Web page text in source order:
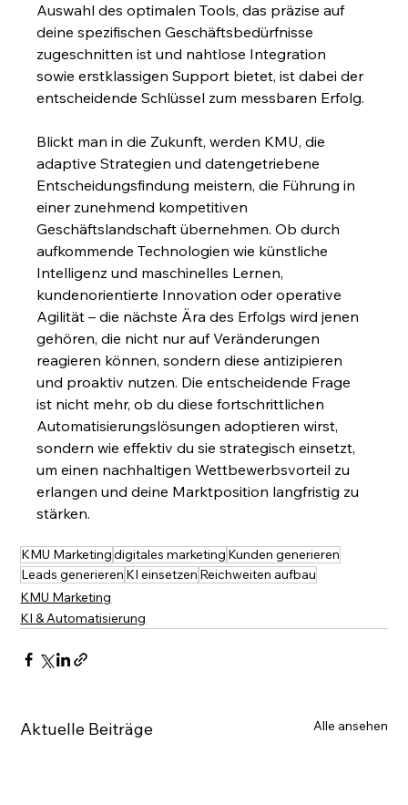
Auswahl des optimalen Tools, das präzise auf
deine spezifischen Geschäftsbedürfnisse
zugeschnitten ist und nahtlose Integration
sowie erstklassigen Support bietet, ist dabei der
entscheidende Schlüssel zum messbaren Erfolg.
Blickt man in die Zukunft, werden KMU, die
adaptive Strategien und datengetriebene
Entscheidungsfindung meistern, die Führung in
einer zunehmend kompetitiven
Geschäftslandschaft übernehmen. Ob durch
aufkommende Technologien wie künstliche
Intelligenz und maschinelles Lernen,
kundenorientierte Innovation oder operative
Agilität – die nächste Ära des Erfolgs wird jenen
gehören, die nicht nur auf Veränderungen
reagieren können, sondern diese antizipieren
und proaktiv nutzen. Die entscheidende Frage
ist nicht mehr, ob du diese fortschrittlichen
Automatisierungslösungen adoptieren wirst,
sondern wie effektiv du sie strategisch einsetzt,
um einen nachhaltigen Wettbewerbsvorteil zu
erlangen und deine Marktposition langfristig zu
stärken.
KMU Marketingdigitales marketing Kunden generieren
Leads generieren KI einsetzen Reichweiten aufbau
KMU Marketing
KI & Automatisierung
Aktuelle Beiträge Alle ansehen